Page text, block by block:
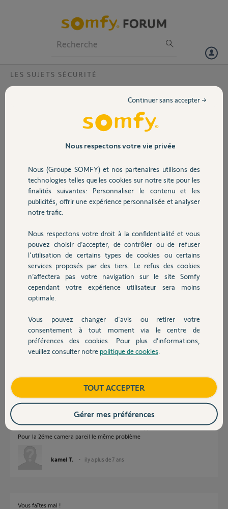
Volet
Sécurité
Domotique
Chauffage
Autres produits
Devis avec un pro
Contact
LES SUJETS SÉCURITÉ
ic 100 connexion wifi impossible
Je possède 2 cameras ic 100 et je n'arrive pas à les connecter à mon
Elle ne trouve aucun réseau wifi quand je fais la recherche . Pourtant il
J'ai bien fais plusieurs resets mais ça ne fonctionne pas
kamel T.
il y a plus de 7 ans
Participer au fil de discussion
Réponses
Bonjour
Anonyme il y a plus de 7 ans
1. Je me connecte au wifi de la camera HD-XXX
2. Je l'ajoute à l'application VISIDOM
4. Je vais dans la configuration avancé :
Paramètres avancés - wifi settings - recherche réseau
Ça recherche et après c'est écrit NO WIFI! et l'application se ferme .
Pour la 2éme camera pareil le même problème
kamel T. il y a plus de 7 ans
Vous faîtes mal !
Nous respectons votre vie privée
Nous (Groupe SOMFY) et nos partenaires utilisons des
technologies telles que les cookies sur notre site pour les
finalités suivantes: Personnaliser le contenu et les
publicités, offrir une expérience personnalisée et analyser
notre trafic.
Nous respectons votre droit à la confidentialité et vous
pouvez choisir d’accepter, de contrôler ou de refuser
l'utilisation de certains types de cookies ou certains
services proposés par des tiers. Le refus des cookies
n’affectera pas votre navigation sur le site Somfy
cependant votre expérience utilisateur sera moins
optimale.
Vous pouvez changer d'avis ou retirer votre
consentement à tout moment via le centre de
préférences des cookies. Pour plus d’informations,
veuillez consulter notre politique de cookies
Continuer sans accepter →
TOUT ACCEPTER
Gérer mes préférences